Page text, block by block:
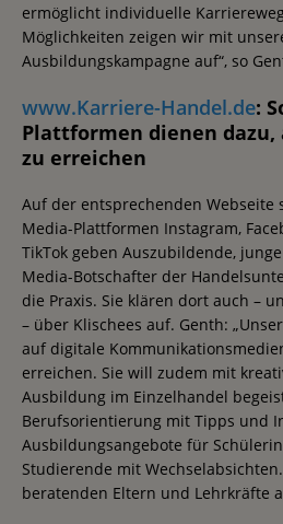
ermöglicht individuelle
Möglichkeiten zeigen wir mit
Ausbildungskampagne auf“, so
www.Karriere-Handel.de:
Plattformen dienen dazu,
zu erreichen
Auf der entsprechenden Webseite
Media-Plattformen Instagram,
TikTok geben Auszubildende,
Media-Botschafter der
die Praxis. Sie klären dort auch –
– über Klischees auf. Genth:
auf digitale
erreichen. Sie will zudem mit
Ausbildung im Einzelhandel
Berufsorientierung mit Tipps und
Ausbildungsangebote für
Studierende mit
beratenden Eltern und Lehrkräfte